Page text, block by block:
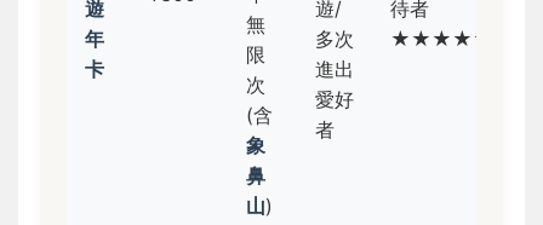
遊
年
卡
無
限
次
(含
象
鼻
山)
遊/
多次
進出
愛好
者
待者
★★★★★